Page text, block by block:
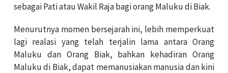
sebagai Pati atau Wakil Raja bagi orang Maluku di Biak.
Menurutnya momen bersejarah ini, lebih memperkuat
lagi realasi yang telah terjalin lama antara Orang
Maluku dan Orang Biak, bahkan kehadiran Orang
Maluku di Biak, dapat memanusiakan manusia dan kini